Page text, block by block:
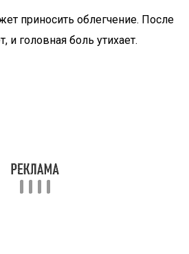
приносить облегчение. После
и головная боль утихает.